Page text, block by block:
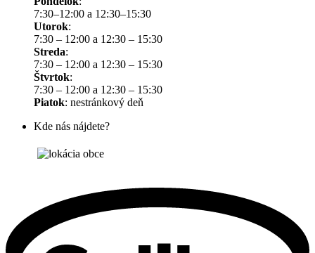
7:30–12:00 a 12:30–15:30
Utorok:
7:30 – 12:00 a 12:30 – 15:30
Streda:
7:30 – 12:00 a 12:30 – 15:30
Štvrtok:
7:30 – 12:00 a 12:30 – 15:30
Piatok: nestránkový deň
Kde nás nájdete?